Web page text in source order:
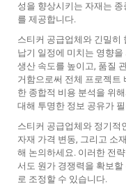
성을 향상시키는 자재는
를 제공합니다.
스티커 공급업체와 긴밀히
납기 일정에 미치는 영향
생산 속도를 높이고, 품질
거함으로써 전체 프로젝트
한 종합적 비용 분석을 위
대해 투명한 정보 공유가
스티커 공급업체와 정기적
자재 가격 변동, 그리고 소
해 논의하세요. 이러한 전
서도 원가 경쟁력을 확보
로 조정할 수 있습니다.